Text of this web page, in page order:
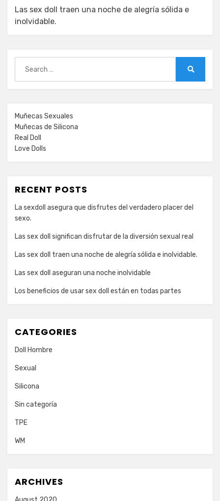
Las sex doll traen una noche de alegría sólida e
inolvidable.
for:
Muñecas Sexuales
Muñecas de Silicona
Real Doll
Love Dolls
RECENT POSTS
La sexdoll asegura que disfrutes del verdadero placer del
sexo.
Las sex doll significan disfrutar de la diversión sexual real
Las sex doll traen una noche de alegría sólida e inolvidable.
Las sex doll aseguran una noche inolvidable
Los beneficios de usar sex doll están en todas partes
CATEGORIES
Doll Hombre
Sexual
Silicona
Sin categoría
TPE
WM
ARCHIVES